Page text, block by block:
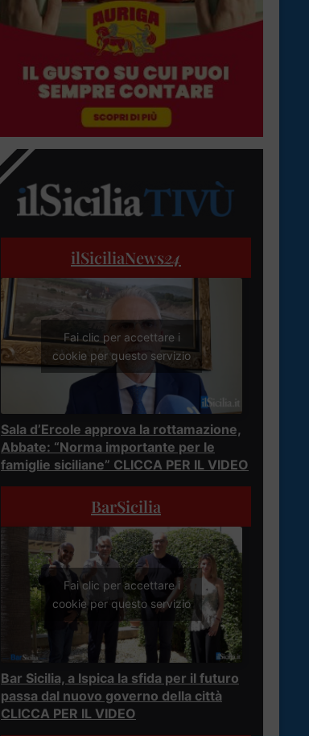
ilSiciliaNews24
Fai clic per accettare i
cookie per questo servizio
Sala d’Ercole approva la rottamazione,
Abbate: “Norma importante per le
famiglie siciliane” CLICCA PER IL VIDEO
BarSicilia
Fai clic per accettare i
cookie per questo servizio
Bar Sicilia, a Ispica la sfida per il futuro
passa dal nuovo governo della città
CLICCA PER IL VIDEO